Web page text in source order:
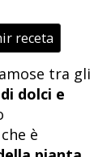
receta
tra gli
dolci e
è